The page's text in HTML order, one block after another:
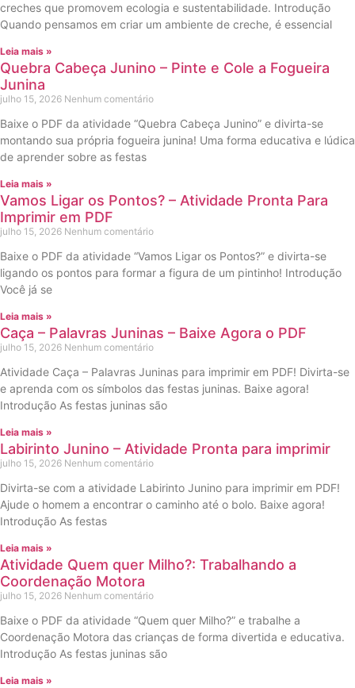
creches que promovem ecologia e sustentabilidade. Introdução
Quando pensamos em criar um ambiente de creche, é essencial
Leia mais »
Quebra Cabeça Junino – Pinte e Cole a Fogueira
Junina
julho 15, 2026 Nenhum comentário
Baixe o PDF da atividade “Quebra Cabeça Junino” e divirta-se
montando sua própria fogueira junina! Uma forma educativa e lúdica
de aprender sobre as festas
Leia mais »
Vamos Ligar os Pontos? – Atividade Pronta Para
Imprimir em PDF
julho 15, 2026 Nenhum comentário
Baixe o PDF da atividade “Vamos Ligar os Pontos?” e divirta-se
ligando os pontos para formar a figura de um pintinho! Introdução
Você já se
Leia mais »
Caça – Palavras Juninas – Baixe Agora o PDF
julho 15, 2026 Nenhum comentário
Atividade Caça – Palavras Juninas para imprimir em PDF! Divirta-se
e aprenda com os símbolos das festas juninas. Baixe agora!
Introdução As festas juninas são
Leia mais »
Labirinto Junino – Atividade Pronta para imprimir
julho 15, 2026 Nenhum comentário
Divirta-se com a atividade Labirinto Junino para imprimir em PDF!
Ajude o homem a encontrar o caminho até o bolo. Baixe agora!
Introdução As festas
Leia mais »
Atividade Quem quer Milho?: Trabalhando a
Coordenação Motora
julho 15, 2026 Nenhum comentário
Baixe o PDF da atividade “Quem quer Milho?” e trabalhe a
Coordenação Motora das crianças de forma divertida e educativa.
Introdução As festas juninas são
Leia mais »